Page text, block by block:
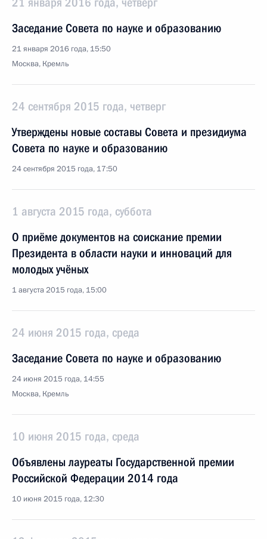
Заседание Совета по науке и образованию
21 января 2016 года, 15:50
Москва, Кремль
24 сентября 2015 года, четверг
Утверждены новые составы Совета и президиума
Совета по науке и образованию
24 сентября 2015 года, 17:50
1 августа 2015 года, суббота
О приёме документов на соискание премии
Президента в области науки и инноваций для
молодых учёных
1 августа 2015 года, 15:00
24 июня 2015 года, среда
Заседание Совета по науке и образованию
24 июня 2015 года, 14:55
Москва, Кремль
10 июня 2015 года, среда
Объявлены лауреаты Государственной премии
Российской Федерации 2014 года
10 июня 2015 года, 12:30